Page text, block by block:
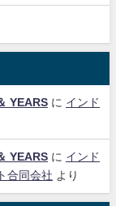
YEARS に インド
YEARS に インド
合同会社 より